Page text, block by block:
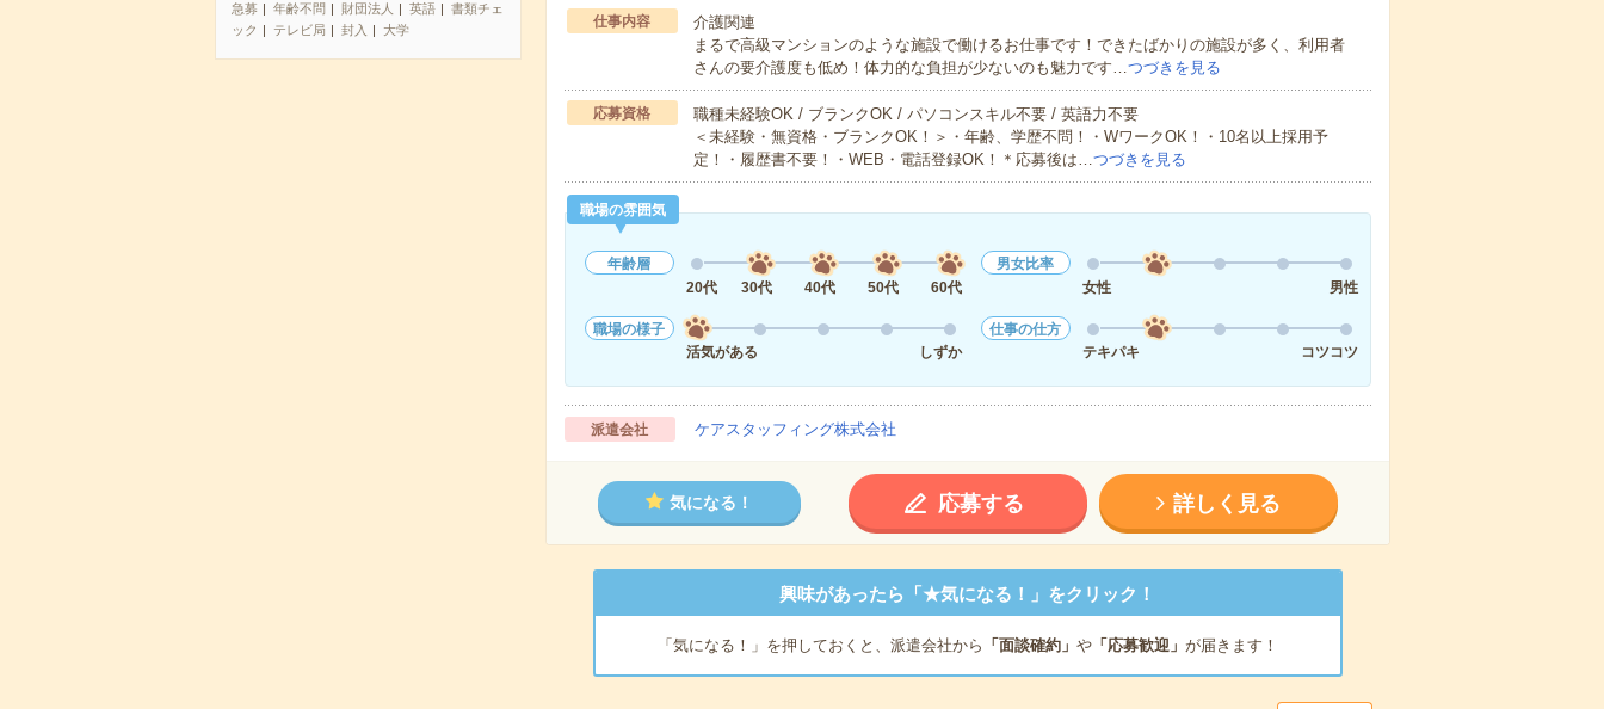
急募 年齢不問 財団法人 英語
書類チェ
ック
テレビ局 封入 大学 仕事内容
介護関連
まるで高級マンションのような施設で働けるお仕事です！できたばかりの施設が多く、利用者
さんの要介護度も低め！体力的な負担が少ないのも魅力です…つづきを見る
応募資格
職種未経験OK / ブランクOK / パソコンスキル不要 / 英語力不要
＜未経験・無資格・ブランクOK！＞・年齢、学歴不問！・WワークOK！・10名以上採用予
定！・履歴書不要！・WEB・電話登録OK！＊応募後は…つづきを見る
職場の雰囲気
年齢層
20代
30代 40代 50代 60代
男女比率
女性
男性
職場の様子
活気がある
しずか
仕事の仕方
テキパキ
コツコツ
派遣会社 ケアスタッフィング株式会社
気になる！ 応募する 詳しく見る
興味があったら「★気になる！」をクリック！
「気になる！」を押しておくと、派遣会社から 「面談確約」 や「応募歓迎」 が届きます！